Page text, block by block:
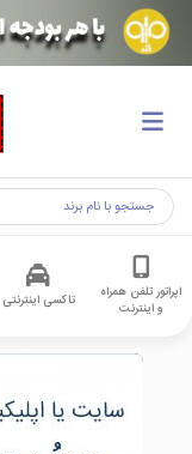
اپراتور تلفن همراه
و اینترنت
تاکسی اینترنتی